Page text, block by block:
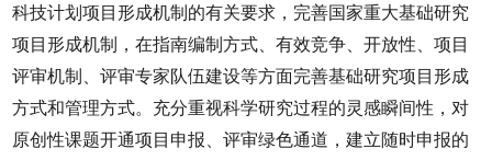
科技计划项目形成机制的有关要求，完善国家重大基础研究
项目形成机制，在指南编制方式、有效竞争、开放性、项目
评审机制、评审专家队伍建设等方面完善基础研究项目形成
方式和管理方式。充分重视科学研究过程的灵感瞬间性，对
原创性课题开通项目申报、评审绿色通道，建立随时申报的